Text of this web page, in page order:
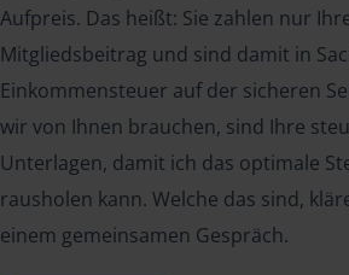
Aufpreis. Das heißt: Sie zahlen nur
Mitgliedsbeitrag und sind damit in
Einkommensteuer auf der sicheren
wir von Ihnen brauchen, sind Ihre
Unterlagen, damit ich das optimale
rausholen kann. Welche das sind,
einem gemeinsamen Gespräch.